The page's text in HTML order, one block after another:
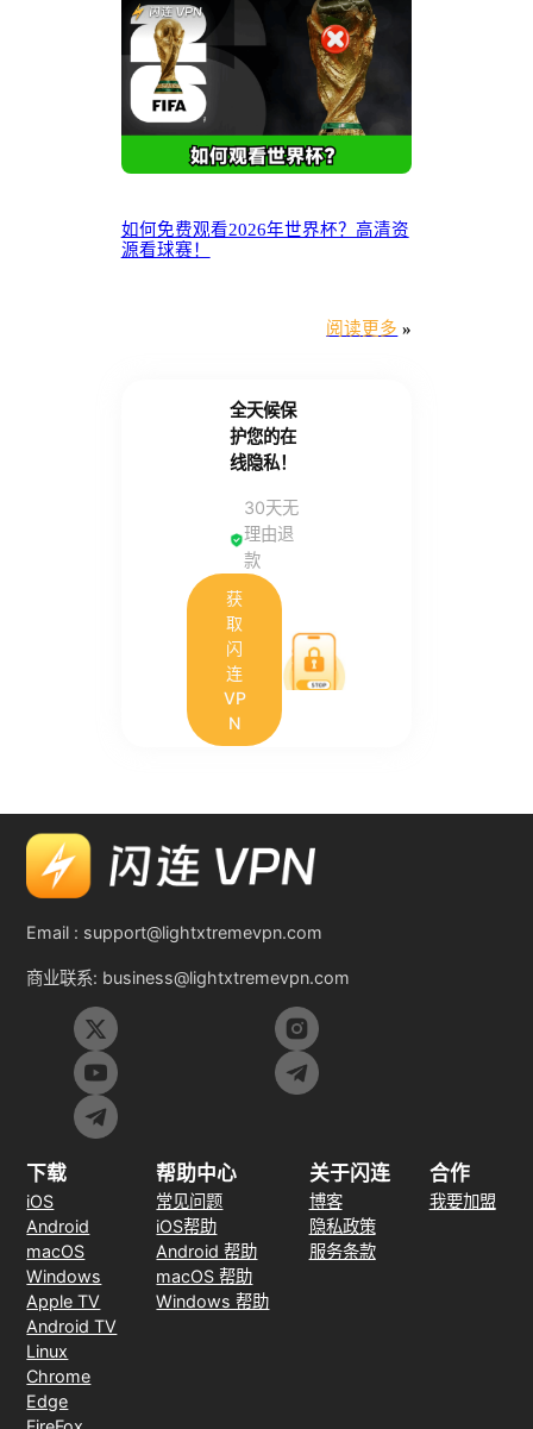
如何免费观看2026年世界杯？高清资
源看球赛！
阅读更多 »
全天候保
护您的在
线隐私！
30天无
理由退
款
获
取
闪
连
VP
N
Email : support@lightxtremevpn.com
商业联系: business@lightxtremevpn.com
下载
iOS
Android
macOS
Windows
Apple TV
Android TV
Linux
Chrome
Edge
帮助中心
常见问题
iOS帮助
Android 帮助
macOS 帮助
Windows 帮助
关于闪连
博客
隐私政策
服务条款
合作
我要加盟